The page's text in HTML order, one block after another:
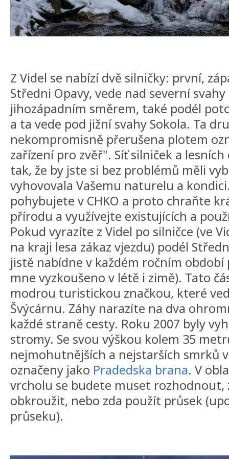
Z Videl se nabízí dvě silničky: první,
Středni Opavy, vede nad severní
jihozápadním směrem, také podél
a ta vede pod jižní svahy Sokola. Ta
nekompromisně přerušena plotem
zařízení pro zvěř". Síť silniček a
tak, že by jste si bez problémů měli
vyhovovala Vašemu naturelu a
pohybujete v CHKO a proto chraňte
přírodu a využívejte existujících a
Pokud vyrazíte z Videl po silničce (ve
na kraji lesa zákaz vjezdu) podél
jistě nabídne v každém ročním
mne vyzkoušeno v létě i zimě). Tato
modrou turistickou značkou, které
Švýcárnu. Záhy narazíte na dva
každé straně cesty. Roku 2007 byly
stromy. Se svou výškou kolem 35
nejmohutnějších a nejstarších smrků v
označeny jako Pradedska brana. V
vrcholu se budete muset rozhodnout,
obkroužit, nebo zda použít průsek
průseku).